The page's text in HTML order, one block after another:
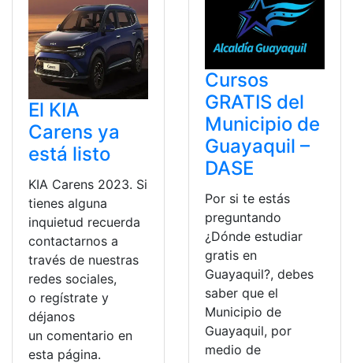
El KIA
Carens ya
está listo
KIA Carens 2023. Si
tienes alguna
inquietud recuerda
contactarnos a
través de nuestras
redes sociales,
o regístrate y
déjanos
un comentario en
esta página.
Cursos
GRATIS del
Municipio de
Guayaquil –
DASE
Por si te estás
preguntando
¿Dónde estudiar
gratis en
Guayaquil?, debes
saber que el
Municipio de
Guayaquil, por
medio de